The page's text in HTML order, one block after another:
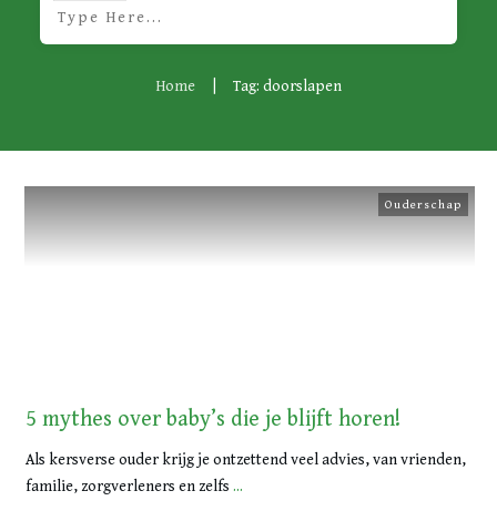
Home Tag: doorslapen
Ouderschap
5 mythes over baby’s die je blijft horen!
Als kersverse ouder krijg je ontzettend veel advies, van vrienden,
familie, zorgverleners en zelfs ...